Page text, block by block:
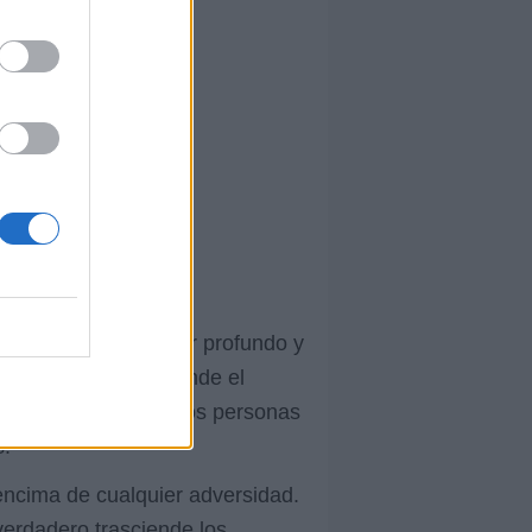
expresa un amor profundo y
sentimientos, donde el
conexión entre dos personas
de cualquier adversidad.